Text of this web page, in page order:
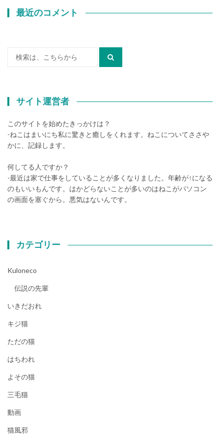
最近のコメント
サイト運営者
このサイトを始めたきっかけは？
-ねこはまいにち私に驚きと癒しをくれます。ねこについてささや
かに、記録します。
何してる人ですか？
-最近は家で仕事をしていることが多くなりました。年齢が↑になる
のもいいもんです。はかどらないことが多いのはねこがパソコン
の画面を塞ぐから。悪気はないんです。
カテゴリー
Kuloneco
伝説の先輩
いきだおれ
キジ猫
ただの猫
はちわれ
よその猫
三毛猫
動画
猫風邪